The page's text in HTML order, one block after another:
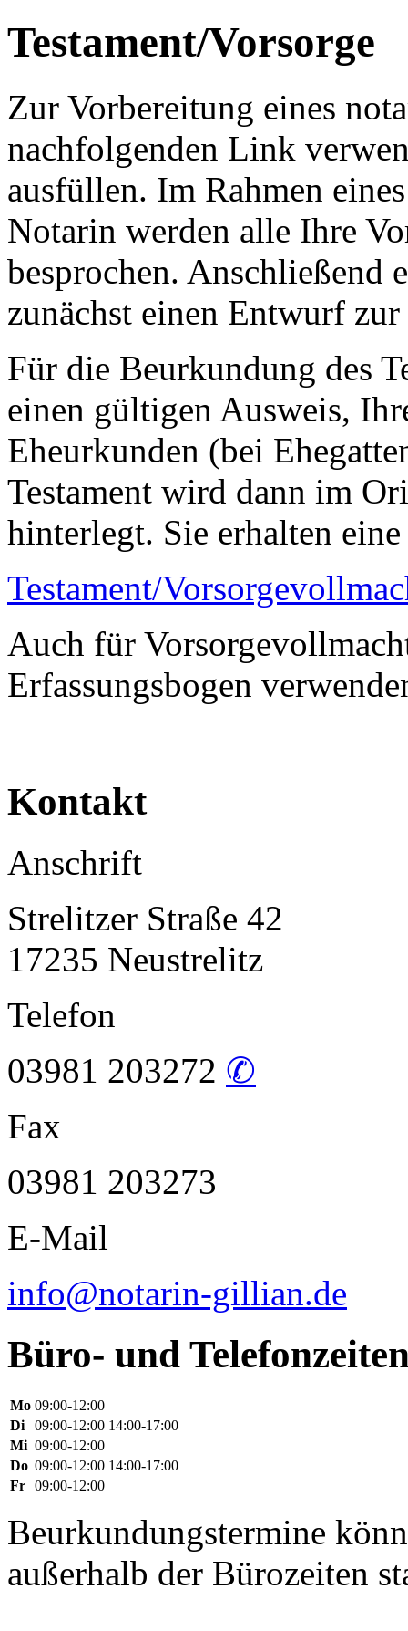
Testament/Vorsorge
Zur Vorbereitung eines
nachfolgenden Link
ausfüllen. Im Rahmen
Notarin werden alle Ihre
besprochen. Anschließend
zunächst einen Entwurf
Für die Beurkundung des
einen gültigen Ausweis,
Eheurkunden (bei
Testament wird dann im
hinterlegt. Sie erhalten
Testament/
Auch für
Erfassungsbogen
Kontakt
Anschrift
Strelitzer Straße 42
17235 Neustrelitz
Telefon
03981 203272 ✆
Fax
03981 203273
E-Mail
info@notarin-gillian.de
Büro- und
Mo 09:00-12:00
Di
09:00-12:00 14:00-17:00
Mi 09:00-12:00
Do 09:00-12:00 14:00-17:00
Fr 09:00-12:00
Beurkundungstermine
außerhalb der Bürozeiten